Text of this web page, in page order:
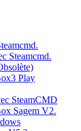
Steamcmd.
Play
SteamCMD
Sagem V2.